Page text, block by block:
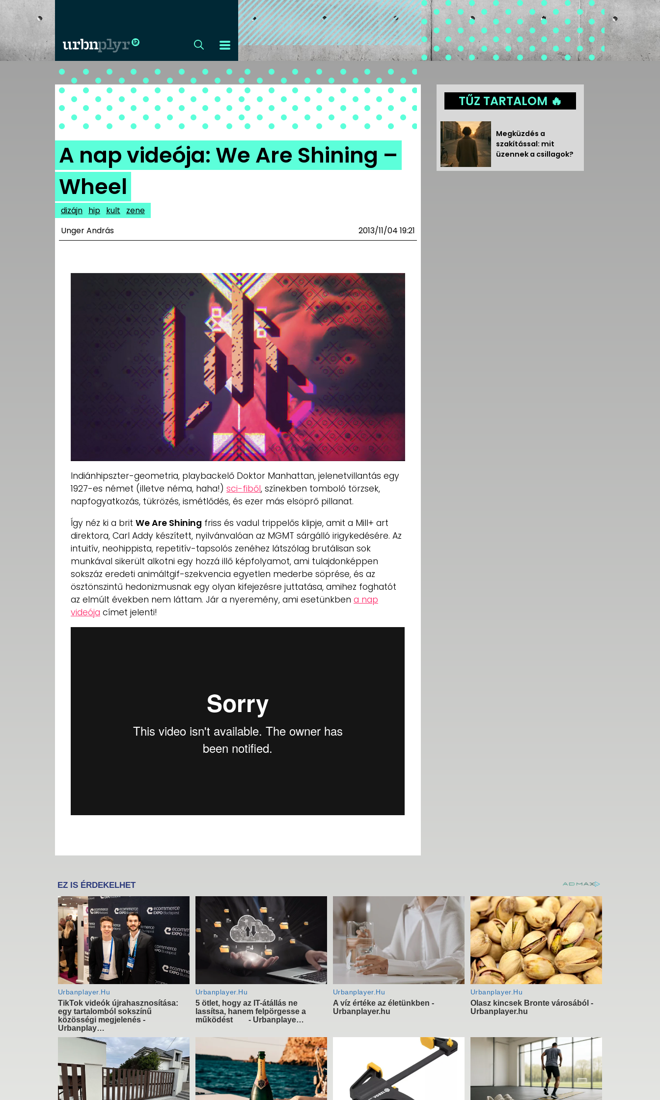
CÍMLAP
DIZÁJN
DIVAT
HIP
KULT
UTCA
MÉDIAAJÁNLAT
IMPRESSZUM
PR-ARCHÍVUM
ADATKEZELÉSI
TÁJÉKOZTATÓ
A nap videója: We Are Shining –
Wheel
dizájn hip kult
zene
Unger András
2013/11/04 19:21
Indiánhipszter-geometria, playbackelő Doktor Manhattan, jelenetvillantás egy
1927-es német (illetve néma, haha!) sci-fiből, színekben tomboló törzsek,
napfogyatkozás, tükrözés, ismétlődés, és ezer más elsöprő pillanat.
Így néz ki a brit We Are Shining friss és vadul trippelős klipje, amit a Mill+ art
direktora, Carl Addy készített, nyilvánvalóan az MGMT sárgálló irigykedésére. Az
intuitív, neohippista, repetitív-tapsolós zenéhez látszólag brutálisan sok
munkával sikerült alkotni egy hozzá illő képfolyamot, ami tulajdonképpen
sokszáz eredeti animáltgif-szekvencia egyetlen mederbe söprése, és az
ösztönszintű hedonizmusnak egy olyan kifejezésre juttatása, amihez foghatót
az elmúlt években nem láttam. Jár a nyeremény, ami esetünkben a nap
videója címet jelenti!
TŰZ TARTALOM 🔥
Megküzdés a
szakítással: mit
üzennek a csillagok?